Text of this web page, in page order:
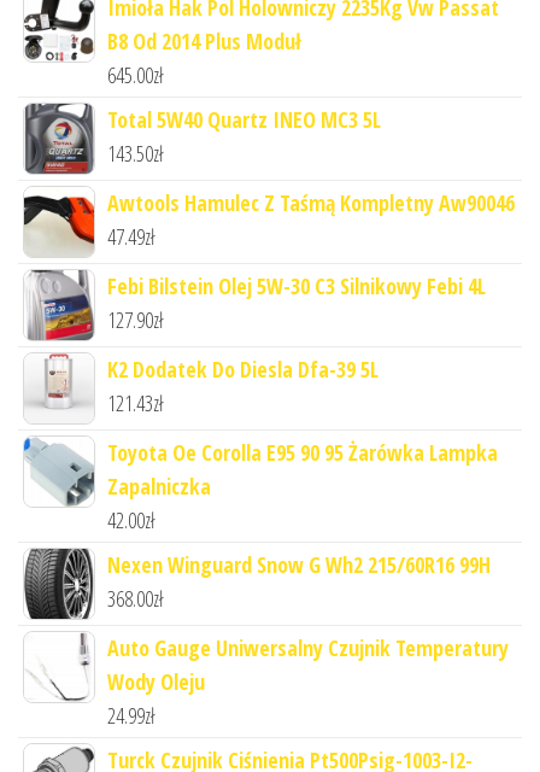
Imioła Hak Pol Holowniczy 2235Kg Vw Passat
B8 Od 2014 Plus Moduł
645.00zł
Total 5W40 Quartz INEO MC3 5L
143.50zł
Awtools Hamulec Z Taśmą Kompletny Aw90046
47.49zł
Febi Bilstein Olej 5W-30 C3 Silnikowy Febi 4L
127.90zł
K2 Dodatek Do Diesla Dfa-39 5L
121.43zł
Toyota Oe Corolla E95 90 95 Żarówka Lampka
Zapalniczka
42.00zł
Nexen Winguard Snow G Wh2 215/60R16 99H
368.00zł
Auto Gauge Uniwersalny Czujnik Temperatury
Wody Oleju
24.99zł
Turck Czujnik Ciśnienia Pt500Psig-1003-I2-